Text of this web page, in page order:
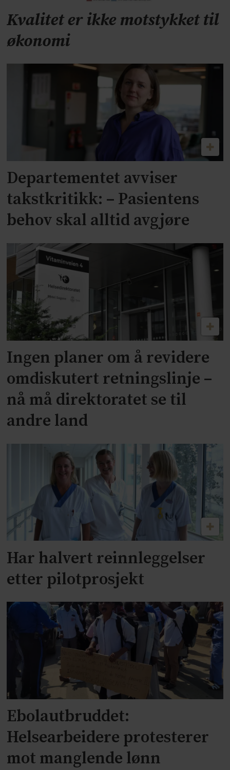
Kvalitet er ikke motstykket til
økonomi
Departementet avviser
takstkritikk: – Pasientens
behov skal alltid avgjøre
Ingen planer om å revidere
omdiskutert retningslinje –
nå må direktoratet se til
andre land
Har halvert reinnleggelser
etter pilotprosjekt
Ebolautbruddet:
Helsearbeidere protesterer
mot manglende lønn